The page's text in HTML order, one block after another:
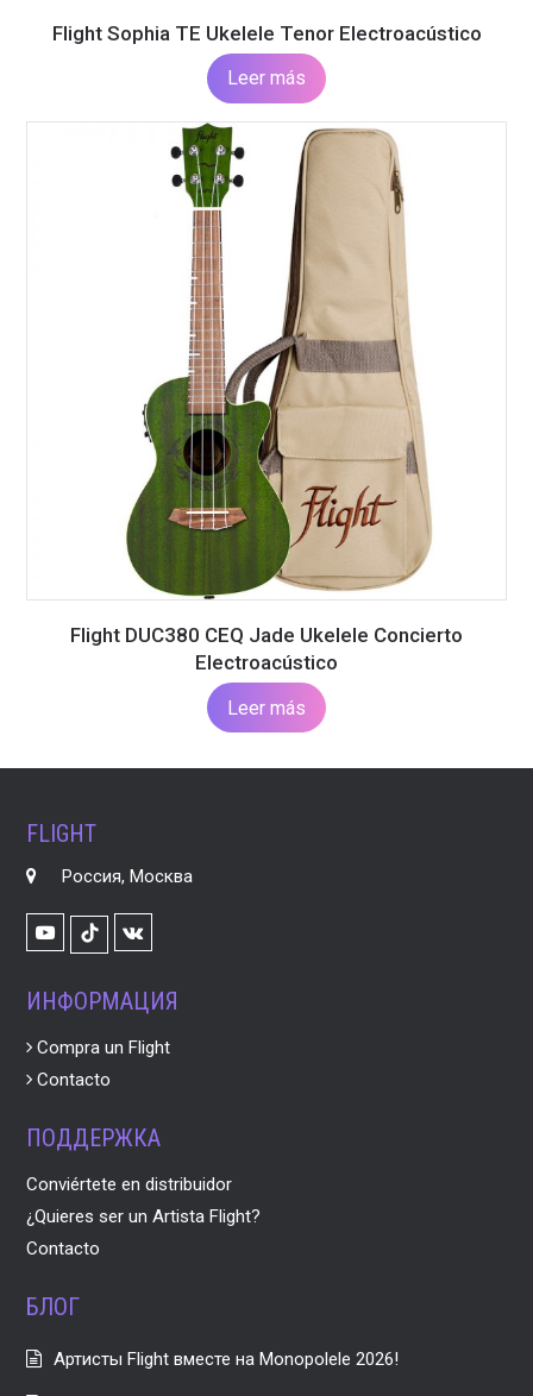
Flight Sophia TE Ukelele Tenor Electroacústico
Leer más
Flight DUC380 CEQ Jade Ukelele Concierto
Electroacústico
Leer más
FLIGHT
Россия, Москва
YoutubeTikTok
VK
ИНФОРМАЦИЯ
Compra un Flight
Contacto
ПОДДЕРЖКА
Conviértete en distribuidor
¿Quieres ser un Artista Flight?
Contacto
БЛОГ
Артисты Flight вместе на Monopolele 2026!